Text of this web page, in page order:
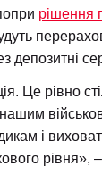
рішення
депозитні
Це рівно
і